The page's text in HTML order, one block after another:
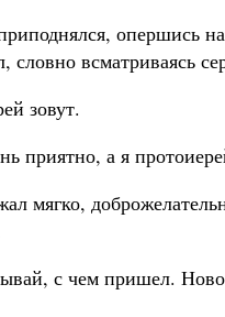
опершись
словно всматриваясь
зовут.
приятно, а я
мягко,
с чем пришел.